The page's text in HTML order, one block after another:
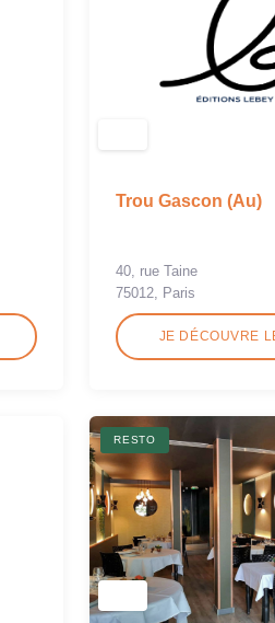
Trou Gascon (Au)
40, rue Taine
75012, Paris
JE DÉCOUVRE
RESTO